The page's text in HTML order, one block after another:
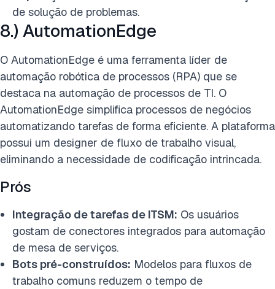
de solução de problemas.
8.) AutomationEdge
O AutomationEdge é uma ferramenta líder de
automação robótica de processos (RPA) que se
destaca na automação de processos de TI. O
AutomationEdge simplifica processos de negócios
automatizando tarefas de forma eficiente. A plataforma
possui um designer de fluxo de trabalho visual,
eliminando a necessidade de codificação intrincada.
Prós
Integração de tarefas de ITSM: Os usuários
gostam de conectores integrados para automação
de mesa de serviços.
Bots pré-construídos: Modelos para fluxos de
trabalho comuns reduzem o tempo de